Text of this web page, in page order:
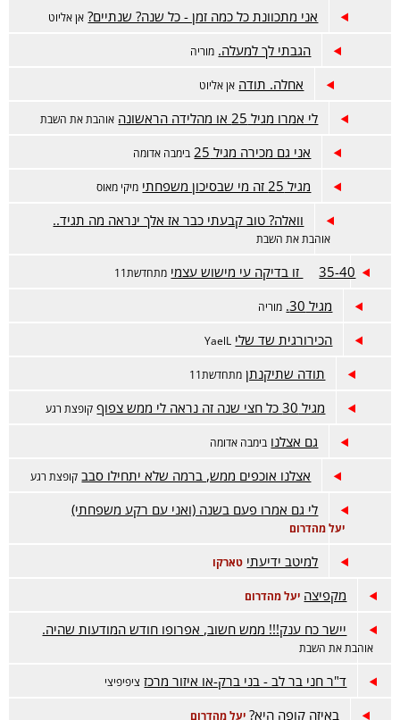
אני מתכוונת כל כמה זמן - כל שנה? שנתיים? אן אליוט
הגבתי לך למעלה. מוריה
אחלה. תודה אן אליוט
לי אמרו מגיל 25 או מהלידה הראשונה אוהבת את השבת
אני גם מכירה מגיל 25 בימבה אדומה
מגיל 25 זה מי שבסיכון משפחתי מיקי מאוס
וואלה? טוב קבעתי כבר אז אלך ינראה מה תגיד..
אוהבת את השבת
35-40 זו בדיקה עי מישוש עצמי מתחדשת11
מגיל 30. מוריה
הכירורגית שד שלי YaelL
תודה שתיקנתן מתחדשת11
מגיל 30 כל חצי שנה זה נראה לי ממש צפוף קופצת רגע
גם אצלנו בימבה אדומה
אצלנו אוכפים ממש, ברמה שלא יתחילו סבב קופצת רגע
לי גם אמרו פעם בשנה (ואני עם רקע משפחתי)
יעל מהדרום
למיטב ידיעתי טארקו
מקפיצה יעל מהדרום
יישר כח ענק!!! ממש חשוב, אפרופו חודש המודעות שהיה.
אוהבת את השבת
ד"ר חני בר לב - בני ברק-או איזור מרכז ציפיפיצי
באיזה קופה היא? יעל מהדרום